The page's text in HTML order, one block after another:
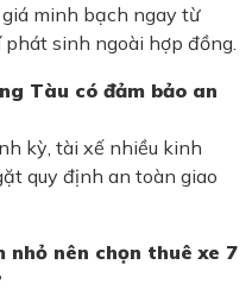
minh bạch ngay từ
sinh ngoài hợp đồng.
Tàu có đảm bảo an
kỳ, tài xế nhiều kinh
quy định an toàn giao
nhỏ nên chọn thuê xe 7